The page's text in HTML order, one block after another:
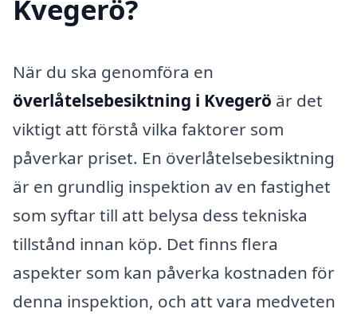
Kvegerö?
När du ska genomföra en
överlåtelsebesiktning i Kvegerö är det
viktigt att förstå vilka faktorer som
påverkar priset. En överlåtelsebesiktning
är en grundlig inspektion av en fastighet
som syftar till att belysa dess tekniska
tillstånd innan köp. Det finns flera
aspekter som kan påverka kostnaden för
denna inspektion, och att vara medveten